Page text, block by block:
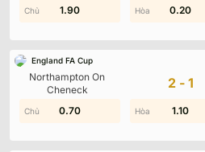
1.60 1.70
1.90 0.20
England FA Cup
Northampton On
Cheneck
2-1
1.50 2.00
0.70 1.10